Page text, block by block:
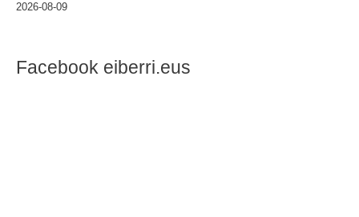
2026-08-09
Facebook eiberri.eus